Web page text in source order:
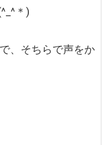
＊)
、そちらで声をか